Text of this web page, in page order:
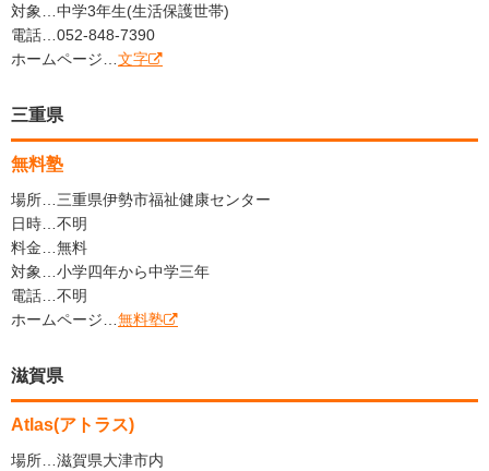
対象…中学3年生(生活保護世帯)
電話…052-848-7390
ホームページ… 文字
三重県
無料塾
場所…三重県伊勢市福祉健康センター
日時…不明
料金…無料
対象…小学四年から中学三年
電話…不明
ホームページ… 無料塾
滋賀県
Atlas(アトラス)
場所…滋賀県大津市内